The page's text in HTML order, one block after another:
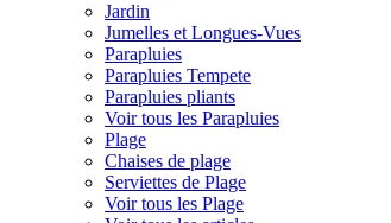
Jardin
Jumelles et Longues-Vues
Parapluies
Parapluies Tempete
Parapluies pliants
Voir tous les Parapluies
Plage
Chaises de plage
Serviettes de Plage
Voir tous les Plage